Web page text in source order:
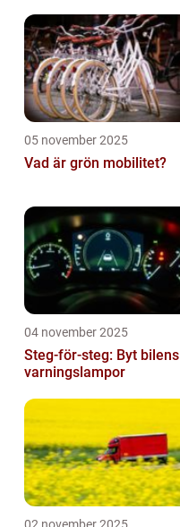
05 november 2025
Vad är grön mobilitet?
04 november 2025
Steg-för-steg: Byt bilens
varningslampor